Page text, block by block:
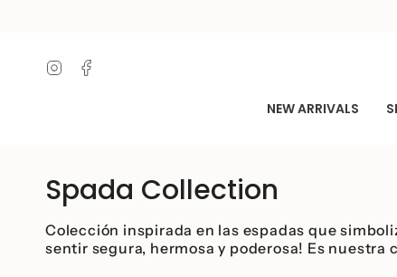
Instagram
NEW ARRIVALS
Spada Collection
Colección inspirada en las espadas que
sentir segura, hermosa y poderosa! Es